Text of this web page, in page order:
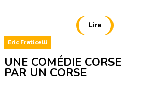
Eric Fraticelli
Lire
UNE COMÉDIE CORSE
PAR UN CORSE